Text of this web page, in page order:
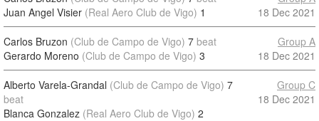
Juan Angel Visier (Real Aero Club de Vigo) 1
18 Dec 2021
Carlos Bruzon (Club de Campo de Vigo) 7 beat
Gerardo Moreno (Club de Campo de Vigo) 3
Group A
18 Dec 2021
Alberto Varela-Grandal (Club de Campo de Vigo) 7
beat
Blanca Gonzalez (Real Aero Club de Vigo) 2
Group C
18 Dec 2021